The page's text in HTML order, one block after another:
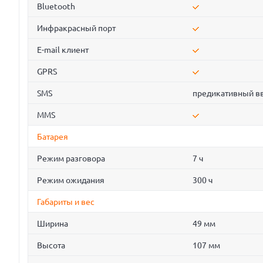
Bluetooth
Инфракрасный порт
E-mail клиент
GPRS
SMS предикативный
MMS
Батарея
Режим разговора 7 ч
Режим ожидания 300 ч
Габариты и вес
Ширина 49 мм
Высота 107 мм